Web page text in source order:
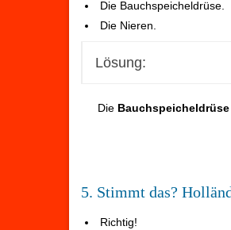
Die Bauchspeicheldrüse.
Die Nieren.
Lösung:
Die Bauchspeicheldrüse
5. Stimmt das?
Richtig!